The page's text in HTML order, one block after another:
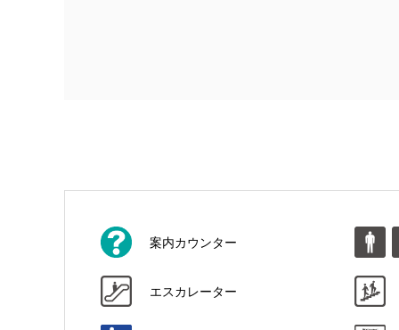
案内カウンター
エスカレーター